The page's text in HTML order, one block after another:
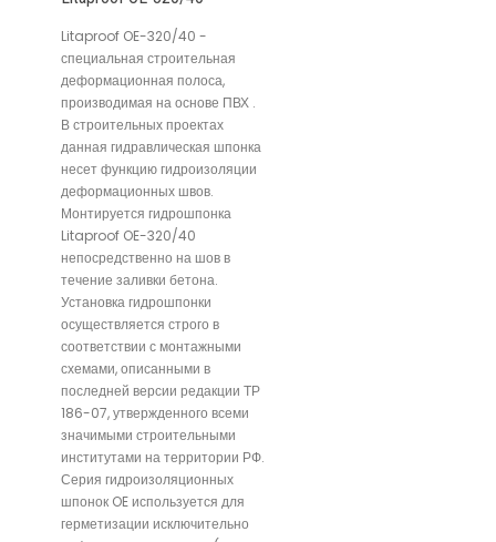
Litaproof OE-320/40 -
специальная строительная
деформационная полоса,
производимая на основе ПВХ .
В строительных проектах
данная гидравлическая шпонка
несет функцию гидроизоляции
деформационных швов.
Монтируется гидрошпонка
Litaproof OE-320/40
непосредственно на шов в
течение заливки бетона.
Установка гидрошпонки
осуществляется строго в
соответствии с монтажными
схемами, описанными в
последней версии редакции ТР
186-07, утвержденного всеми
значимыми строительными
институтами на территории РФ.
Серия гидроизоляционных
шпонок OE используется для
герметизации исключительно